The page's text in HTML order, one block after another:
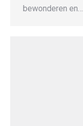
bewonderen en…